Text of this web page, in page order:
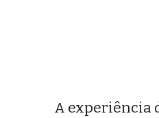
A experiência